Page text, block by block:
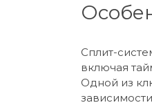
Сплит-
включая
Одной из